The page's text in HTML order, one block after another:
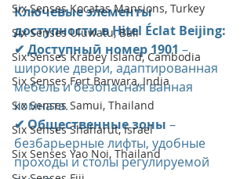
Six Senses Kocatas Mansions, Turkey
Six Senses Uluwatu, Bali
Six Senses Krabey Island, Cambodia
Six Senses Fort Barwara, India
Six Senses Samui, Thailand
Six Senses Shaharut, Israel
Six Senses Yao Noi, Thailand
Ключевые элементы
доступности в Hitel Éclat Beijing:
✔ Доступный номер 1901 –
широкие двери, адаптированная
мебель и безопасная ванная
комната.
✔ Общественные зоны –
безбарьерные лифты, удобные
проходы и столы регулируемой